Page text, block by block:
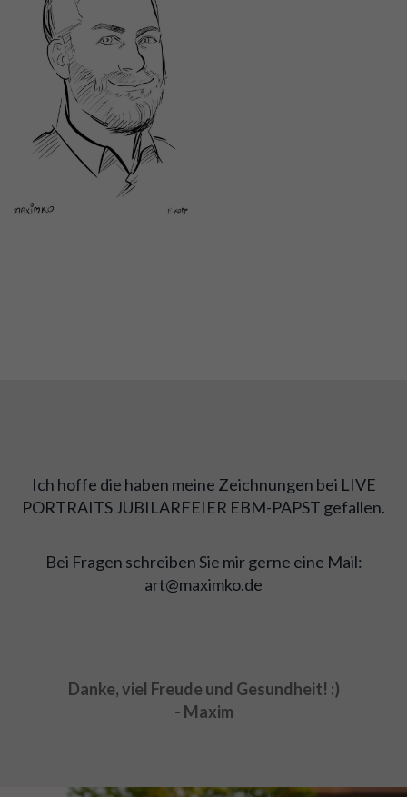
Ich hoffe die haben meine Zeichnungen bei LIVE
PORTRAITS JUBILARFEIER EBM-PAPST gefallen.
Bei Fragen schreiben Sie mir gerne eine Mail:
art@maximko.de
Danke, viel Freude und Gesundheit! :)
- Maxim